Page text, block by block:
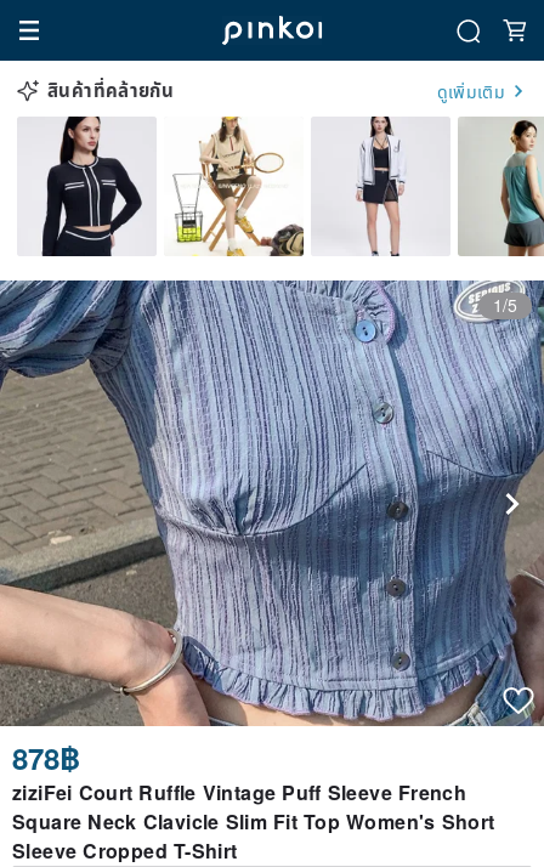
สินค้าที่คล้ายกัน ดูเพิ่มเติม
1/5
878฿
ziziFei Court Ruffle Vintage Puff Sleeve French
Square Neck Clavicle Slim Fit Top Women's Short
Sleeve Cropped T-Shirt